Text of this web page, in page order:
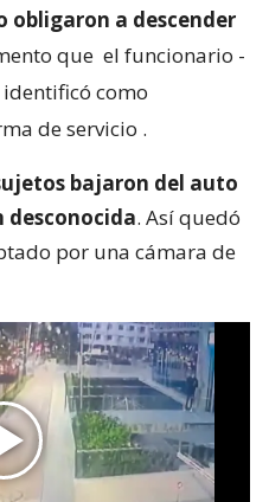
obligaron a descender
que el funcionario -
como
de servicio .
bajaron del auto
desconocida. Así quedó
por una cámara de